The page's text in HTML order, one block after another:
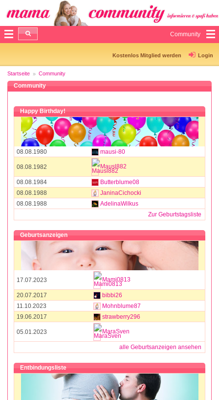
Community
Kostenlos Mitglied werden Login
Startseite Community
Community
Happy Birthday!
08.08.1980 mausi-80
08.08.1982 Mausl882
08.08.1984
Butterblume08
08.08.1988
JaninaCichocki
08.08.1988
AdelinaWilkus
Zur Geburtstagsliste
Geburtsanzeigen
17.07.2023 Mami0813
20.07.2017
bibbi26
11.10.2023
Mohnblume87
19.06.2017
strawberry296
05.01.2023 MaraSven
alle Geburtsanzeigen ansehen
Entbindungsliste